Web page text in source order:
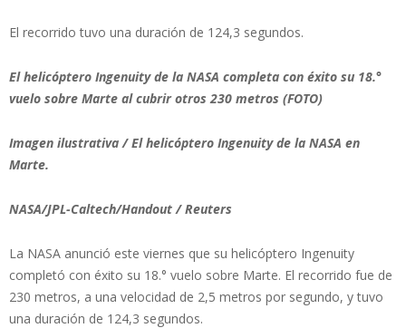
El recorrido tuvo una duración de 124,3 segundos.
El helicóptero Ingenuity de la NASA completa con éxito su 18.°
vuelo sobre Marte al cubrir otros 230 metros (FOTO)
Imagen ilustrativa / El helicóptero Ingenuity de la NASA en
Marte.
NASA/JPL-Caltech/Handout / Reuters
La NASA anunció este viernes que su helicóptero Ingenuity
completó con éxito su 18.° vuelo sobre Marte. El recorrido fue de
230 metros, a una velocidad de 2,5 metros por segundo, y tuvo
una duración de 124,3 segundos.